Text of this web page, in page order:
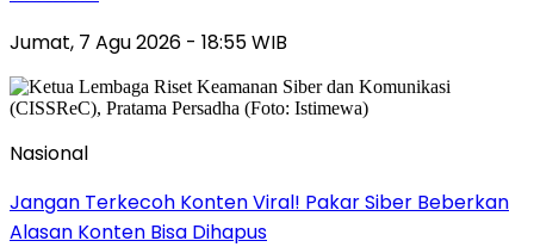
Jumat, 7 Agu 2026 - 18:55 WIB
Nasional
Jangan Terkecoh Konten Viral! Pakar Siber Beberkan
Alasan Konten Bisa Dihapus